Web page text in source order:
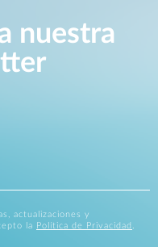
nuestra
actualizaciones y
la
Política de Privacidad .